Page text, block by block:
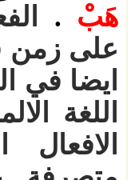
هَبْ .
على زمن
ايضا في
اللغة
الافعال